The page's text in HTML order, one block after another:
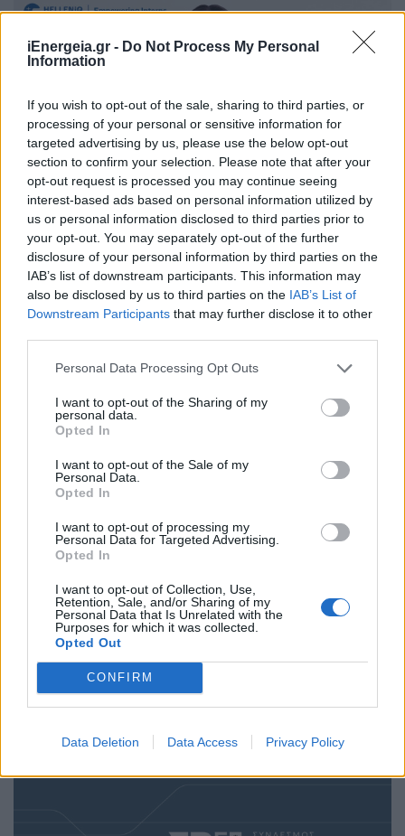
iEnergeia.gr - Do Not Process My Personal
Information
If you wish to opt-out of the sale, sharing to third parties, or
processing of your personal or sensitive information for
targeted advertising by us, please use the below opt-out
section to confirm your selection. Please note that after your
opt-out request is processed you may continue seeing
interest-based ads based on personal information utilized by
us or personal information disclosed to third parties prior to
your opt-out. You may separately opt-out of the further
disclosure of your personal information by third parties on the
IAB’s list of downstream participants. This information may
also be disclosed by us to third parties on the IAB’s List of
Downstream Participants that may further disclose it to other
Personal Data Processing Opt Outs
I want to opt-out of the Sharing of my
personal data.
Opted In
I want to opt-out of the Sale of my
Personal Data.
Opted In
I want to opt-out of processing my
Personal Data for Targeted Advertising.
Opted In
I want to opt-out of Collection, Use,
Retention, Sale, and/or Sharing of my
Personal Data that Is Unrelated with the
Purposes for which it was collected.
Opted Out
CONFIRM
Data Deletion Data Access Privacy Policy
Ξεκινά το Πρόγραμμα πρακτικής
άσκησης Empowering Interns -
Υποβάλετε την αίτησή σας
ΧΡΗΣΤΙΚΑ
17/06/2025 - 10:59
HELLENIQ ENERGY: Ξεκινά το
πρόγραμμα Εξάμηνης Πρακτικής
Άσκησης Φοιτητών Πρώην Α.Τ.Ε.Ι.
2024
02/10/2024 - 09:58